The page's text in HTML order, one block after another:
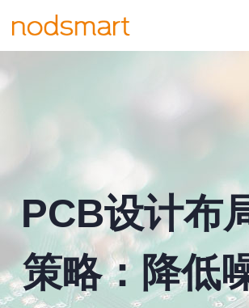
PCB设计布
策略：降低